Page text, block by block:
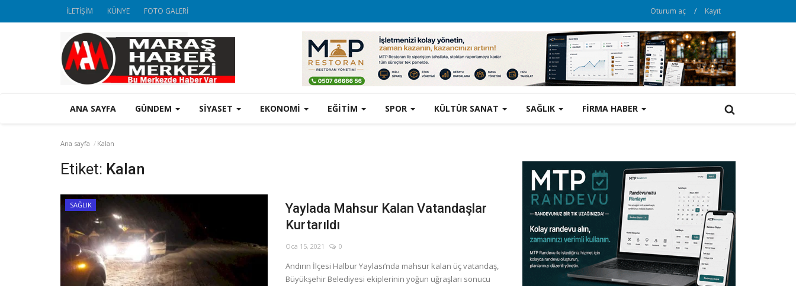
İLETİŞİM KÜNYE FOTO GALERİ Oturum aç / Kayıt
ANA SAYFA GÜNDEM SİYASET EKONOMİ EĞİTİM SPOR KÜLTÜR SANAT SAĞLIK FİRMA HABER
Ana sayfa Kalan
Etiket: Kalan
SAĞLIK
Yaylada Mahsur Kalan Vatandaşlar
Kurtarıldı
Oca 15, 2021 0
Andırın İlçesi Halbur Yaylası’nda mahsur kalan üç vatandaş,
Büyükşehir Belediyesi ekiplerinin yoğun uğraşları sonucu